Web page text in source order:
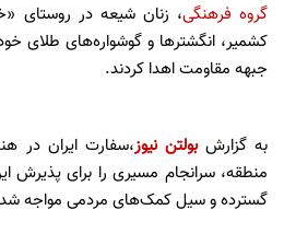
گروه فرهنگی، زنان شیعه در روستای
کشمیر، انگشترها و گوشواره‌های طلای
جبهه مقاومت اهدا کردند.
به گزارشبولتن نیوز،سفارت ایران در
منطقه، سرانجام مسیری را برای پذیرش
گسترده و سیل کمک‌های مردمی مواجه